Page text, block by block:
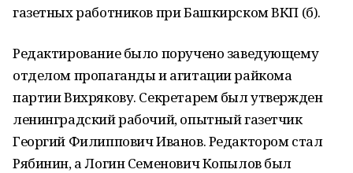
газетных работников при Башкирском ВКП (б).
Редактирование было поручено заведующему
отделом пропаганды и агитации райкома
партии Вихрякову. Секретарем был утвержден
ленинградский рабочий, опытный газетчик
Георгий Филиппович Иванов. Редактором стал
Рябинин, а Логин Семенович Копылов был